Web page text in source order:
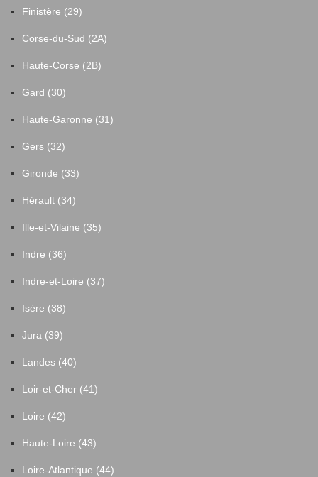
Finistère (29)
Corse-du-Sud (2A)
Haute-Corse (2B)
Gard (30)
Haute-Garonne (31)
Gers (32)
Gironde (33)
Hérault (34)
Ille-et-Vilaine (35)
Indre (36)
Indre-et-Loire (37)
Isère (38)
Jura (39)
Landes (40)
Loir-et-Cher (41)
Loire (42)
Haute-Loire (43)
Loire-Atlantique (44)